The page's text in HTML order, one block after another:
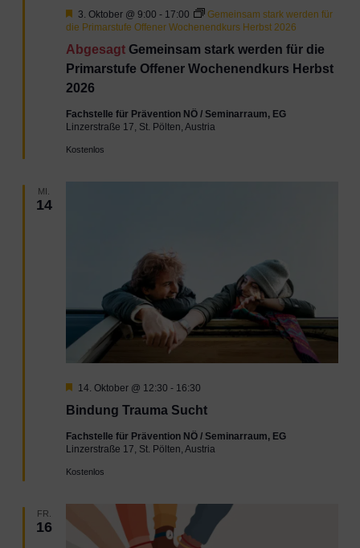
Abgesagt Gemeinsam stark werden für die
Primarstufe Offener Wochenendkurs Herbst
2026
Hervorgehoben
3. Oktober @ 9:00 - 17:00
Gemeinsam stark werden für
die Primarstufe Offener Wochenendkurs Herbst 2026
Fachstelle für Prävention NÖ / Seminarraum, EG
Linzerstraße 17, St. Pölten, Austria
Kostenlos
MI.
14
Bindung Trauma Sucht
Hervorgehoben
14. Oktober @ 12:30 - 16:30
Fachstelle für Prävention NÖ / Seminarraum, EG
Linzerstraße 17, St. Pölten, Austria
Kostenlos
FR.
16